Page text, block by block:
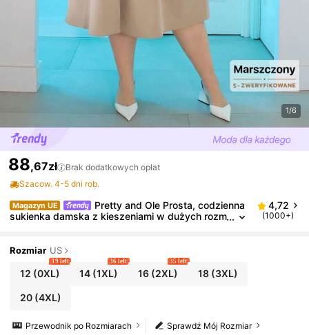
1/6
88,67zł
Brak dodatkowych opłat
Szacow. 4-5 dni rob.
Magazyn UE
Pretty and Ole Prosta, codzienna
sukienka damska z kieszeniami w dużych rozm
4,72
(1000+)
Rozmiar US
12 (0XL)
19 left
14 (1XL)
36 left
16(2XL)
35 left
18(3XL)
20(4XL)
Sprawdź Mój Rozmiar
Przewodnik po Rozmiarach